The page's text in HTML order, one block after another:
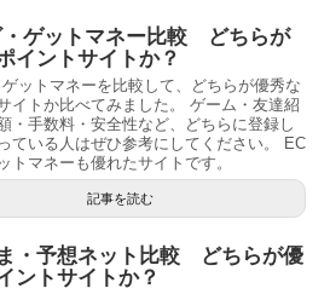
・ゲットマネー比較 どちらが
イントサイトか？
ゲットマネーを比較して、どちらが優秀な
イトか比べてみました。 ゲーム・友達紹
・手数料・安全性など、どちらに登録し
ている人はぜひ参考にしてください。 EC
トマネーも優れたサイトです。
記事を読む
・予想ネット比較 どちらが優
ントサイトか？